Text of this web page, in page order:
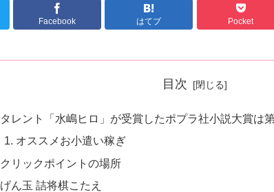
Facebook はてブ Pocket
目次
タレント「水嶋ヒロ」が受賞したポプラ社小説大賞は
オススメお小遣い稼ぎ
クリックポイントの場所
げん玉 詰将棋こたえ